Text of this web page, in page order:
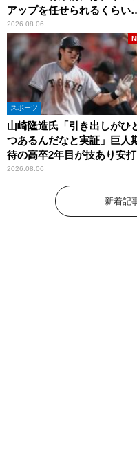
アップを任せられるくらい
では成長して」
2026.08.06
スポーツ
山崎隆造氏「引き出しがひ
つあるんだなと実証」巨人
待の高卒2年目が技あり安打
2026.08.06
新着記